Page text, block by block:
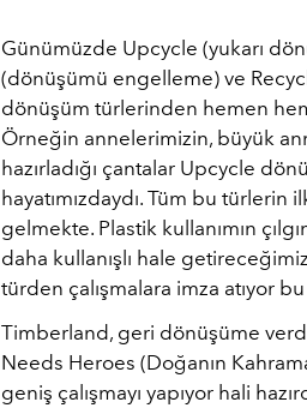
Günümüzde Upcycle (yukarı
(dönüşümü engelleme) ve
dönüşüm türlerinden hemen
Örneğin annelerimizin, büyük
hazırladığı çantalar Upcycle
hayatımızdaydı. Tüm bu türlerin
gelmekte. Plastik kullanımın
daha kullanışlı hale
türden çalışmalara imza atıyor
Timberland, geri dönüşüme
Needs Heroes (Doğanın
geniş çalışmayı yapıyor hali